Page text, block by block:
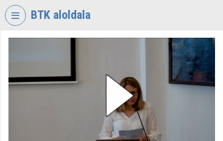
Fejléc kihagyása
BTK aloldala
KUTATÓKÖZPONT